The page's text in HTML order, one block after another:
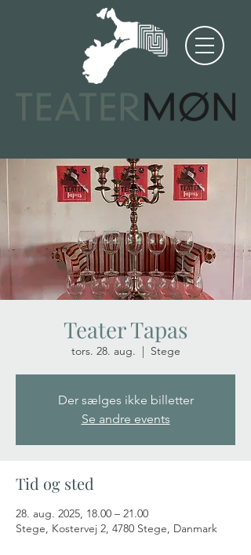
Teater Tapas
tors. 28. aug.
  |
Stege
Der sælges ikke billetter
Se andre events
Tid og sted
28. aug. 2025, 18.00 – 21.00
Stege, Kostervej 2, 4780 Stege, Danmark